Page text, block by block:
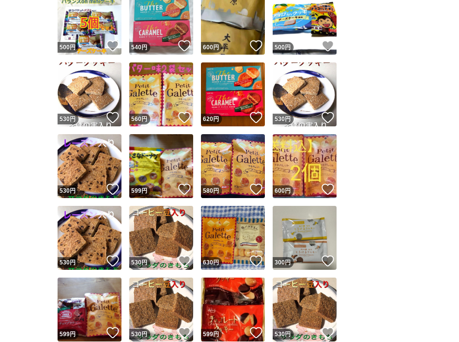
安心取引出品者
安心取引出品者 Yahoo!フリマの基準をクリアした安心・安全なユーザーです
取引実績
取引実績◯+ このユーザーはYahoo!フリマの取引を完了させた実績があります
他フリマ実績◯+ このユーザーは他フリマサービスでの取引実績があります
スピード&安心発送
※このバッジは実績に基づく表示であり、発送を保証しているものではありません
スピード＆安心発送
このユーザーは高頻度で24時間以内＆設定した発送日数内に発送してい
ます
スピード発送 このユーザーは高頻度で24時間以内に発送しています
安心発送 このユーザーは設定した発送日数内に発送しています
この商品の情報をコピーします
商品画像の 無断転載は禁止
されています
コピーは1商品につき1回 です
出品ページへ
キャンセル
500円 いいね！
540円 いいね！
600円 いいね！
500 円
530 円 いいね！
560円 いいね！
620円 いいね！
530 円
530円 いいね！
599円 いいね！
580円 いいね！
600円 いいね！
530円 いいね！
530円 いいね！
630円 いいね！
300円
599円 いいね！
530円 いいね！
599円 いいね！
530円 いいね！